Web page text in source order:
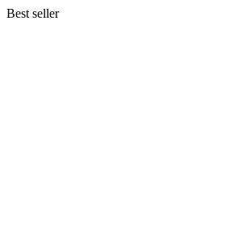
Best seller